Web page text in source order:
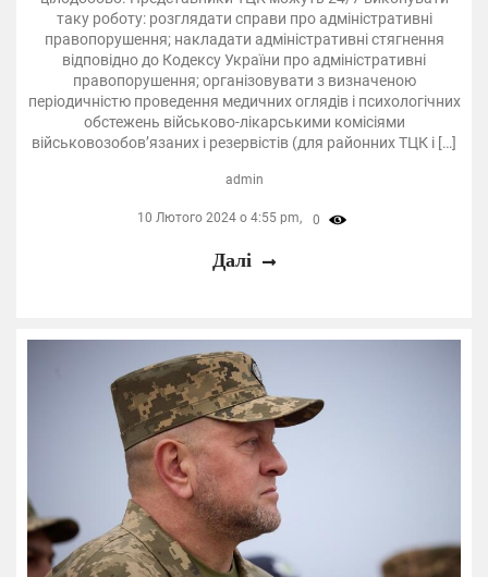
таку роботу: розглядати справи про адміністративні
правопорушення; накладати адміністративні стягнення
відповідно до Кодексу України про адміністративні
правопорушення; організовувати з визначеною
періодичністю проведення медичних оглядів і психологічних
обстежень військово-лікарськими комісіями
військовозобов’язаних і резервістів (для районних ТЦК і […]
admin
10 Лютого 2024 о 4:55 pm, 0
Далі